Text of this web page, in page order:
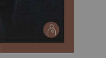
social